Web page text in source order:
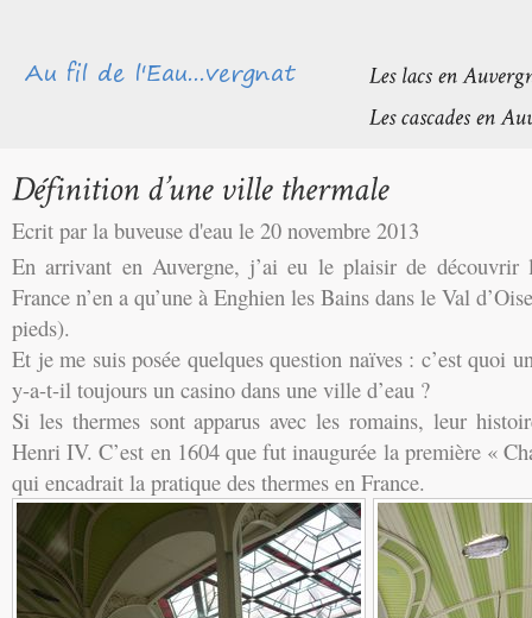
Ecrit par la buveuse d'eau le 20 novembre 2013
En arrivant en Auvergne, j’ai eu le plaisir de découvrir
France n’en a qu’une à Enghien les Bains dans le Val
pieds).
Et je me suis posée quelques question naïves : c’est quoi
y-a-t-il toujours un casino dans une ville d’eau ?
Si les thermes sont apparus avec les romains, leur
Henri IV. C’est en 1604 que fut inaugurée la première «
qui encadrait la pratique des thermes en France.